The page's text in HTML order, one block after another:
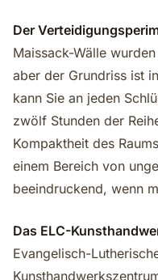
Der
Maissack-Wälle
aber der Grundriss ist
kann Sie an jeden
zwölf Stunden der
Kompaktheit des
einem Bereich von
beeindruckend, wenn
Das ELC-
Evangelisch-